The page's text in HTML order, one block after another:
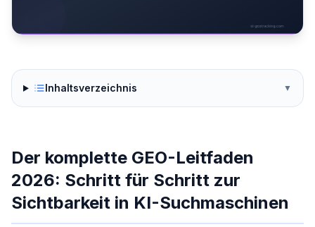
Inhaltsverzeichnis ▼
Der komplette GEO-Leitfaden
2026: Schritt für Schritt zur
Sichtbarkeit in KI-Suchmaschinen